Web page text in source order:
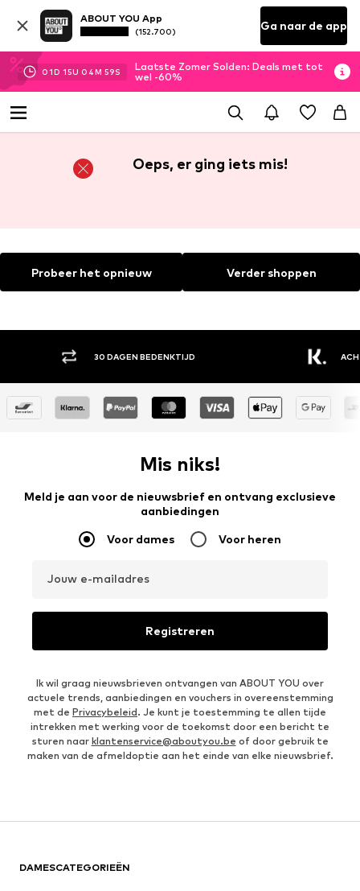
ABOUT YOU App
(152.700) Ga naar de app
01D 15U 04M 59S
Laatste Zomer Solden: Deals met tot
wel -60%
Oeps, er ging iets mis!
Probeer het opnieuw Verder shoppen
30 DAGEN BEDENKTIJD
Mis niks!
Meld je aan voor de nieuwsbrief en ontvang exclusieve
aanbiedingen
Voor dames Voor heren
Jouw e-mailadres
Registreren
Ik wil graag nieuwsbrieven ontvangen van ABOUT YOU over
actuele trends, aanbiedingen en vouchers in overeenstemming
met de Privacybeleid. Je kunt je toestemming te allen tijde
intrekken met werking voor de toekomst door een bericht te
sturen naar klantenservice@aboutyou.be of door gebruik te
maken van de afmeldoptie aan het einde van elke nieuwsbrief.
DAMESCATEGORIEËN